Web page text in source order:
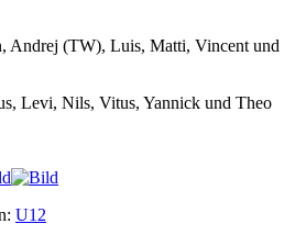
Andrej (TW), Luis, Matti, Vincent und
Levi, Nils, Vitus, Yannick und Theo
U12